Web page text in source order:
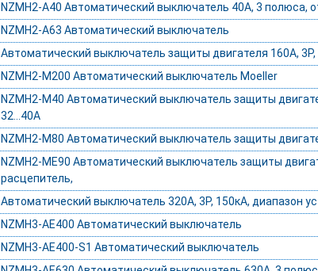
NZMH2-A40 Автоматический выключатель 40А, 3 полюса,
NZMH2-A63 Автоматический выключатель
Автоматический выключатель защиты двигателя 160А, 3P,
NZMH2-M200 Автоматический выключатель Moeller
NZMH2-M40 Автоматический выключатель защиты
32...40А
NZMH2-M80 Автоматический выключатель защиты
NZMH2-ME90 Автоматический выключатель защиты
расцепитель,
Автоматический выключатель 320А, 3P, 150кА, диапазон
NZMH3-AE400 Автоматический выключатель
NZMH3-AE400-S1 Автоматический выключатель